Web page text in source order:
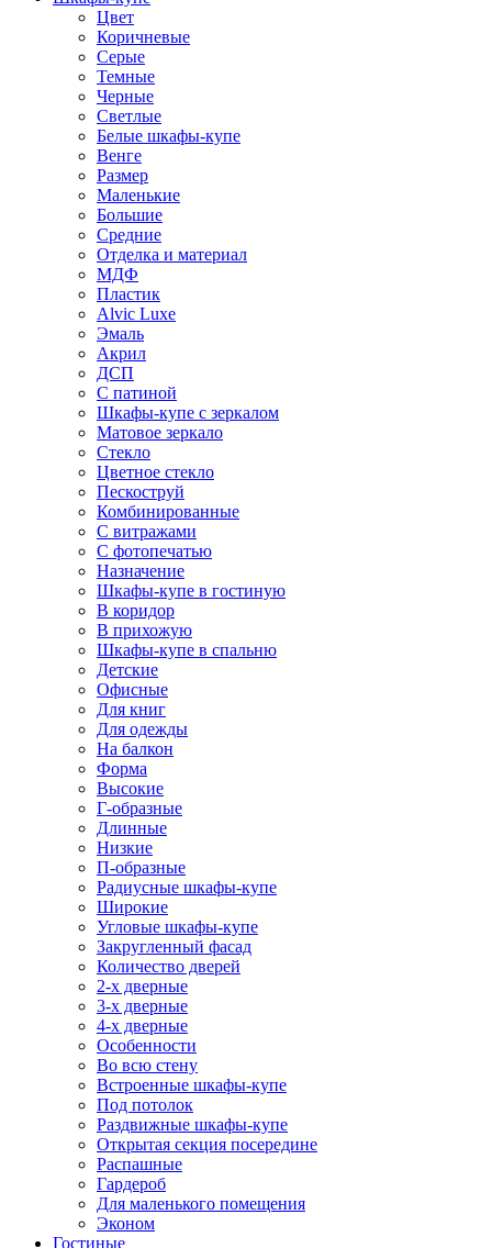
Цвет
Коричневые
Серые
Темные
Черные
Светлые
Белые шкафы-купе
Венге
Размер
Маленькие
Большие
Средние
Отделка и материал
МДФ
Пластик
Alvic Luxe
Эмаль
Акрил
ДСП
С патиной
Шкафы-купе с зеркалом
Матовое зеркало
Стекло
Цветное стекло
Пескоструй
Комбинированные
С витражами
С фотопечатью
Назначение
Шкафы-купе в гостиную
В коридор
В прихожую
Шкафы-купе в спальню
Детские
Офисные
Для книг
Для одежды
На балкон
Форма
Высокие
Г-образные
Длинные
Низкие
П-образные
Радиусные шкафы-купе
Широкие
Угловые шкафы-купе
Закругленный фасад
Количество дверей
2-х дверные
3-х дверные
4-х дверные
Особенности
Во всю стену
Встроенные шкафы-купе
Под потолок
Раздвижные шкафы-купе
Открытая секция посередине
Распашные
Гардероб
Для маленького помещения
Эконом
Гостиные